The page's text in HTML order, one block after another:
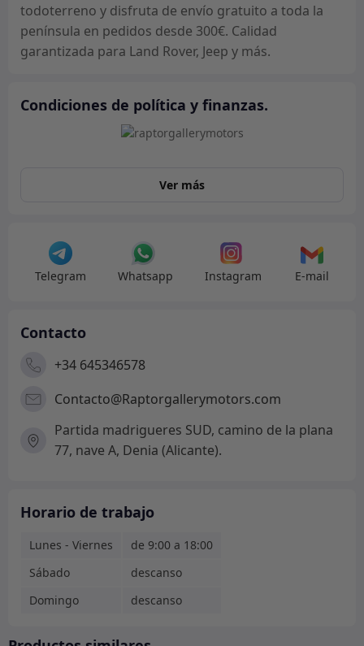
todoterreno y disfruta de envío gratuito a toda la
península en pedidos desde 300€. Calidad
garantizada para Land Rover, Jeep y más.
Condiciones de política y finanzas.
Ver más
Telegram Whatsapp Instagram E-mail
Contacto
+34 645346578
Contacto@Raptorgallerymotors.com
Partida madrigueres SUD, camino de la plana
77, nave A, Denia (Alicante).
Horario de trabajo
Lunes - Viernes
de 9:00 a 18:00
Sábado
descanso
Domingo
descanso